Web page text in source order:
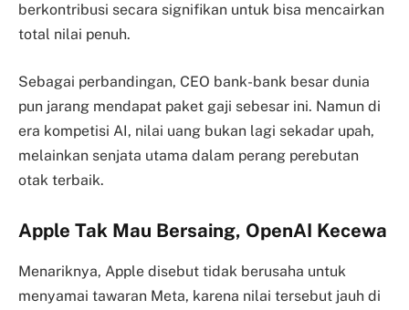
berkontribusi secara signifikan untuk bisa mencairkan
total nilai penuh.
Sebagai perbandingan, CEO bank-bank besar dunia
pun jarang mendapat paket gaji sebesar ini. Namun di
era kompetisi AI, nilai uang bukan lagi sekadar upah,
melainkan senjata utama dalam perang perebutan
otak terbaik.
Apple Tak Mau Bersaing, OpenAI Kecewa
Menariknya, Apple disebut tidak berusaha untuk
menyamai tawaran Meta, karena nilai tersebut jauh di